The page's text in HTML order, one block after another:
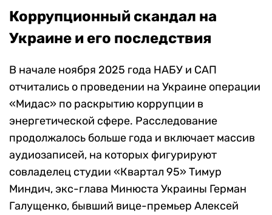
Коррупционный скандал на
Украине и его последствия
В начале ноября 2025 года НАБУ и САП
отчитались о проведении на Украине операции
«Мидас» по раскрытию коррупции в
энергетической сфере. Расследование
продолжалось больше года и включает массив
аудиозаписей, на которых фигурируют
совладелец студии «Квартал 95» Тимур
Миндич, экс-глава Минюста Украины Герман
Галущенко, бывший вице-премьер Алексей